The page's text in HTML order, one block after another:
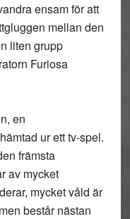
ensam för att
mellan den
liten grupp
Furiosa
en
ur ett tv-spel.
främsta
av mycket
mycket våld är
består nästan